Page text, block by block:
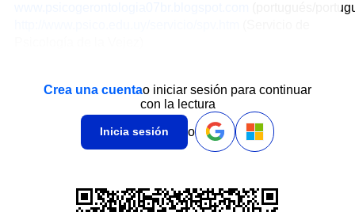
(portugués/
Crea una cuentao iniciar sesión para continuar
con la lectura
Inicia sesión o